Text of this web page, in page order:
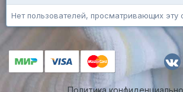
Нет пользователей, просматривающих эту
Политика